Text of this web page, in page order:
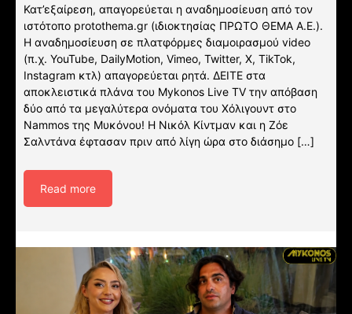
Κατ’εξαίρεση, απαγορεύεται η αναδημοσίευση από τον
ιστότοπο protothema.gr (ιδιοκτησίας ΠΡΩΤΟ ΘΕΜΑ A.E.).
Η αναδημοσίευση σε πλατφόρμες διαμοιρασμού video
(π.χ. YouTube, DailyMotion, Vimeo, Twitter, X, TikTok,
Instagram κτλ) απαγορεύεται ρητά. ΔΕΙΤΕ στα
αποκλειστικά πλάνα του Mykonos Live TV την απόβαση
δύο από τα μεγαλύτερα ονόματα του Χόλιγουντ στο
Nammos της Μυκόνου! Η Νικόλ Κίντμαν και η Ζόε
Σαλντάνα έφτασαν πριν από λίγη ώρα στο διάσημο […]
Read more